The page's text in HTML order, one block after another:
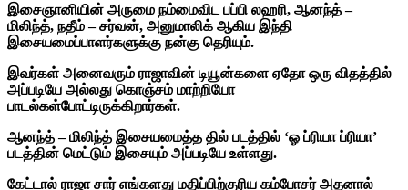
இசைஞானியின் அருமை நம்மைவிட பப்பி லஹரி, ஆனந்த் –
மிலிந்த், நதீம் – சர்வன், அனுமாலிக் ஆகிய இந்தி
இசையமைப்பாளர்களுக்கு நன்கு தெரியும்.
இவர்கள் அனைவரும் ராஜாவின் டியூன்களை ஏதோ ஒரு விதத்தில்
அப்படியே அல்லது கொஞ்சம் மாற்றியோ
பாடல்கள்போட்டிருக்கிறார்கள்.
ஆனந்த் – மிலிந்த் இசையமைத்த தில் படத்தில் ‘ஓ ப்ரியா ப்ரியா’
படத்தின் மெட்டும் இசையும் அப்படியே உள்ளது.
கேட்டால் ராஜா சார் எங்களது மதிப்பிற்குரிய கம்போசர் அதனால்